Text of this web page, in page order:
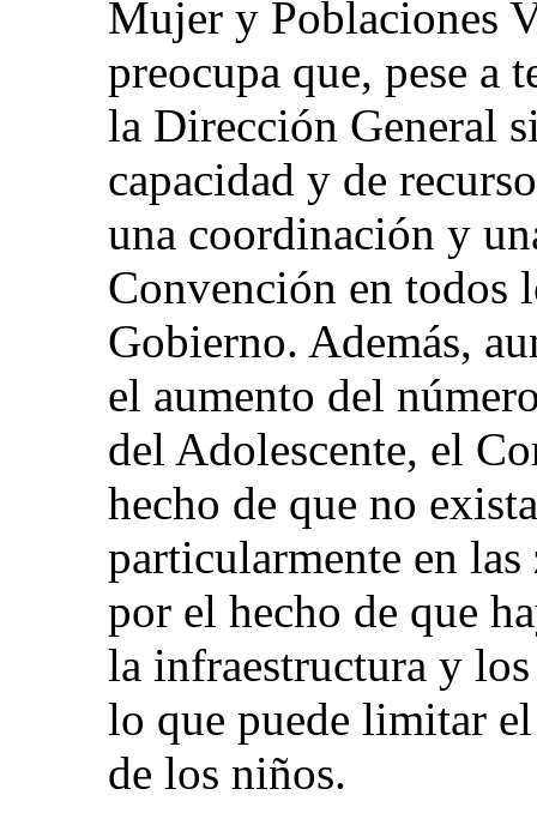
Mujer y Poblaciones
preocupa que, pese a
la Dirección General
capacidad y de
una coordinación y
Convención en todos
Gobierno. Además,
el aumento del
del Adolescente, el
hecho de que no
particularmente en
por el hecho de que
la infraestructura y los
lo que puede limitar
de los niños.